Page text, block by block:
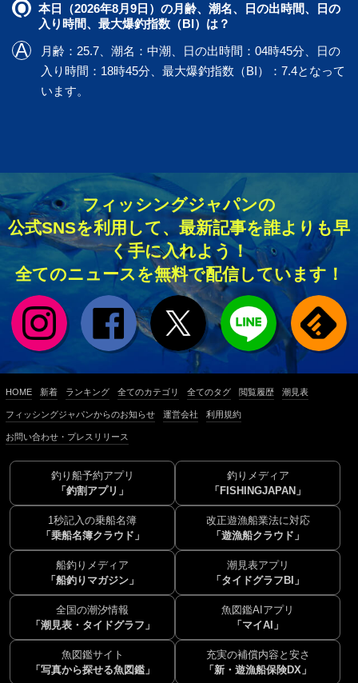
本日（2026年8月9日）の月齢、潮名、日の出時間、日の
入り時間、最大爆釣指数（BI）は？
月齢：25.7、潮名：中潮、日の出時間：04時45分、日の
入り時間：18時45分、最大爆釣指数（BI）：7.4となって
います。
フィッシングジャパンの
公式SNSを利用して、最新記事を誰よりも早
く手に入れよう！
全てのニュースを無料で配信しています！
HOME 新着 ランキング 全てのカテゴリ 全てのタグ 閲覧履歴 潮見表
フィッシングジャパンからのお知らせ 運営会社 利用規約
お問い合わせ・プレスリリース
釣り船予約アプリ
「釣割アプリ」
釣りメディア
「FISHINGJAPAN」
1秒記入の乗船名簿
「乗船名簿クラウド」
改正遊漁船業法に対応
「遊漁船クラウド」
船釣りメディア
「船釣りマガジン」
潮見表アプリ
「タイドグラフBI」
全国の潮汐情報
「潮見表・タイドグラフ」
魚図鑑AIアプリ
「マイAI」
魚図鑑サイト
「写真から探せる魚図鑑」
充実の補償内容と安さ
「新・遊漁船保険DX」